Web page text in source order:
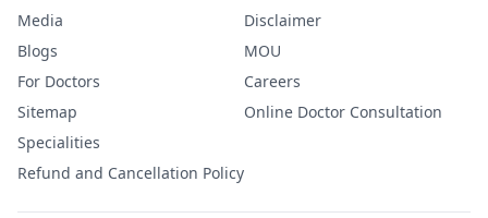
Media
Blogs
For Doctors
Sitemap
Specialities
Refund and Cancellation Policy
Disclaimer
MOU
Careers
Online Doctor Consultation